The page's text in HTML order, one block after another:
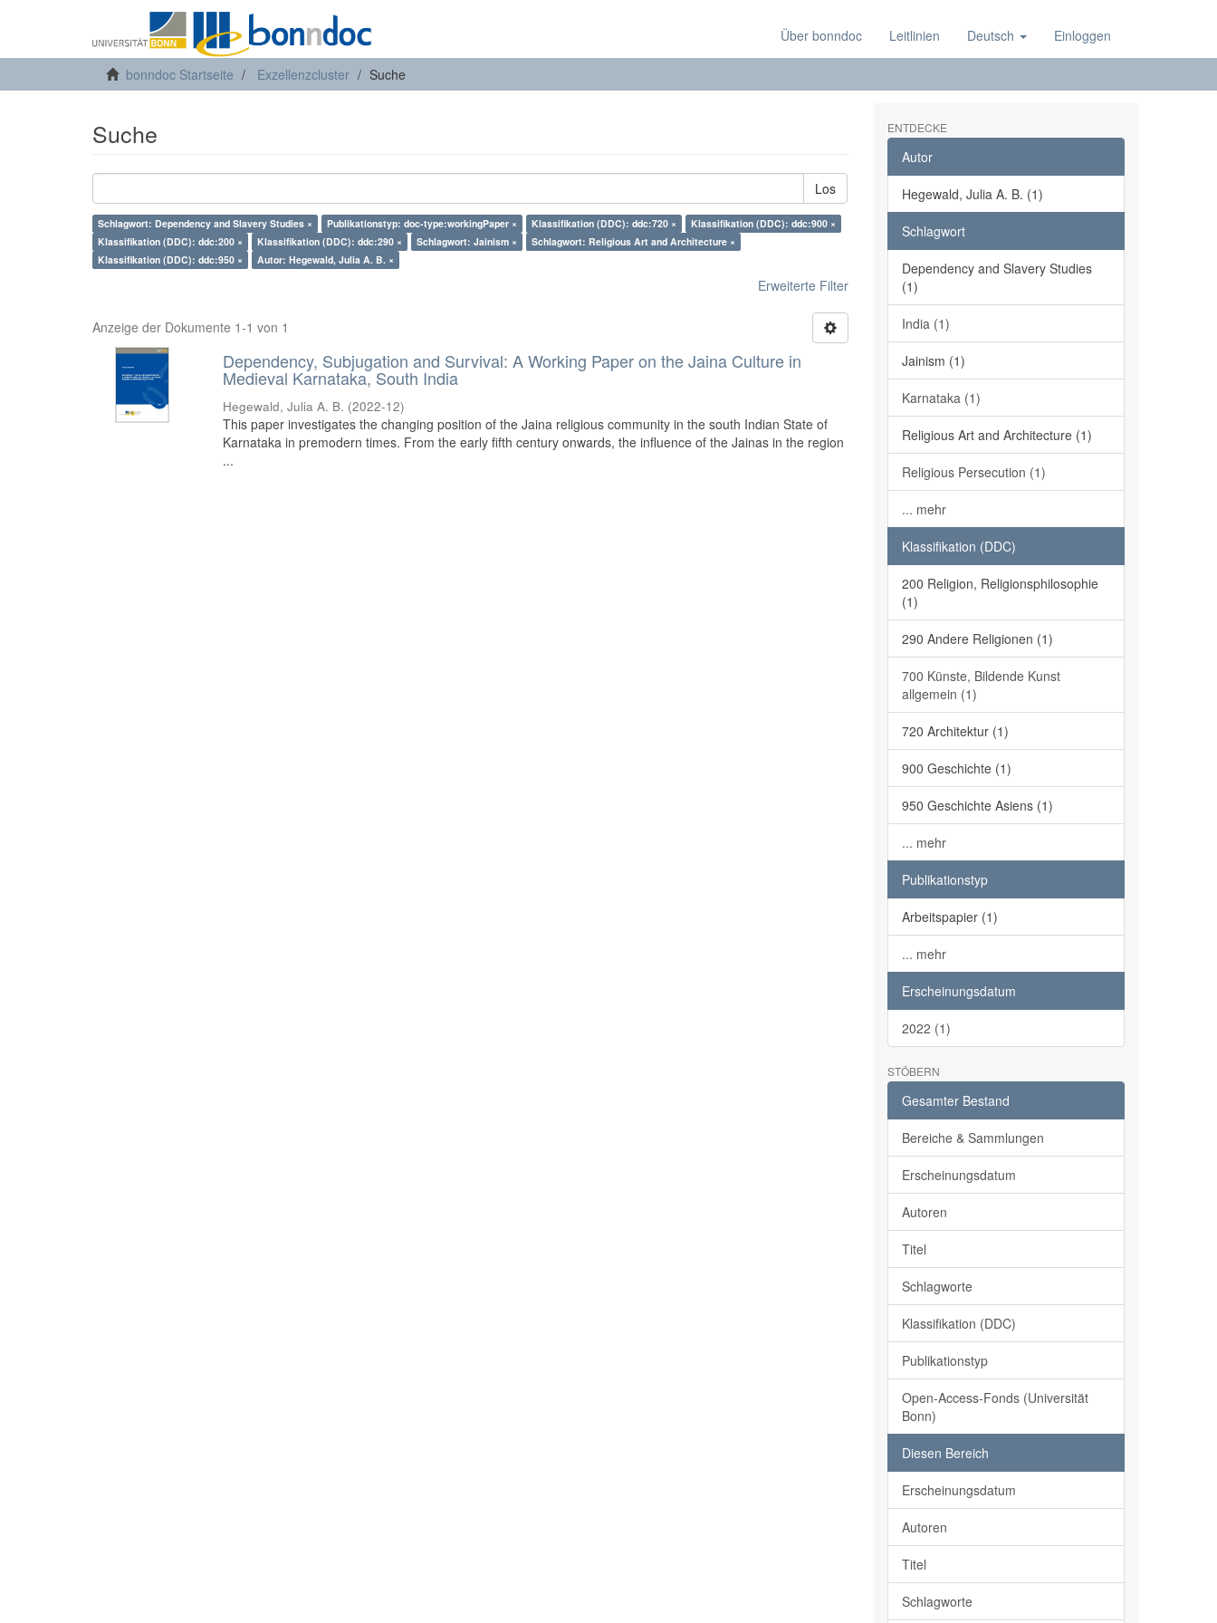
Über bonndoc Leitlinien Deutsch Einloggen
bonndoc Startseite Exzellenzcluster Suche
Suche
Los
Schlagwort: Dependency and Slavery Studies × Publikationstyp: doc-type:workingPaper × Klassifikation (DDC): ddc:720 ×
Klassifikation (DDC): ddc:900 ×
Klassifikation (DDC): ddc:200 ×
Klassifikation (DDC): ddc:290 × Schlagwort: Jainism ×
Schlagwort: Religious Art and Architecture ×
Klassifikation (DDC): ddc:950 ×
Autor: Hegewald, Julia A. B. ×
Erweiterte Filter
Anzeige der Dokumente 1-1 von 1
Dependency, Subjugation and Survival: A Working Paper on the Jaina Culture in
Medieval Karnataka, South India
Hegewald, Julia A. B. (2022-12)
This paper investigates the changing position of the Jaina religious community in the south Indian State of
Karnataka in premodern times. From the early fifth century onwards, the influence of the Jainas in the region
...
ENTDECKE
Autor
Hegewald, Julia A. B. (1)
Schlagwort
Dependency and Slavery Studies
(1)
India (1)
Jainism (1)
Karnataka (1)
Religious Art and Architecture (1)
Religious Persecution (1)
... mehr
Klassifikation (DDC)
200 Religion, Religionsphilosophie
(1)
290 Andere Religionen (1)
700 Künste, Bildende Kunst
allgemein (1)
720 Architektur (1)
900 Geschichte (1)
950 Geschichte Asiens (1)
... mehr
Publikationstyp
Arbeitspapier (1)
... mehr
Erscheinungsdatum
2022 (1)
STÖBERN
Gesamter Bestand
Bereiche & Sammlungen
Erscheinungsdatum
Autoren
Titel
Schlagworte
Klassifikation (DDC)
Publikationstyp
Open-Access-Fonds (Universität
Bonn)
Diesen Bereich
Erscheinungsdatum
Autoren
Titel
Schlagworte